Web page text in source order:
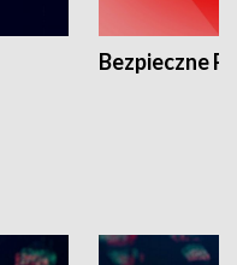
Bezpieczne